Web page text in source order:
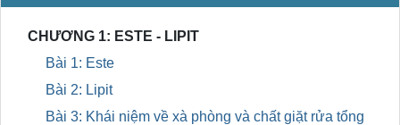
CHƯƠNG 1: ESTE - LIPIT
Bài 1: Este
Bài 2: Lipit
Bài 3: Khái niệm về xà phòng và chất giặt rửa tổng